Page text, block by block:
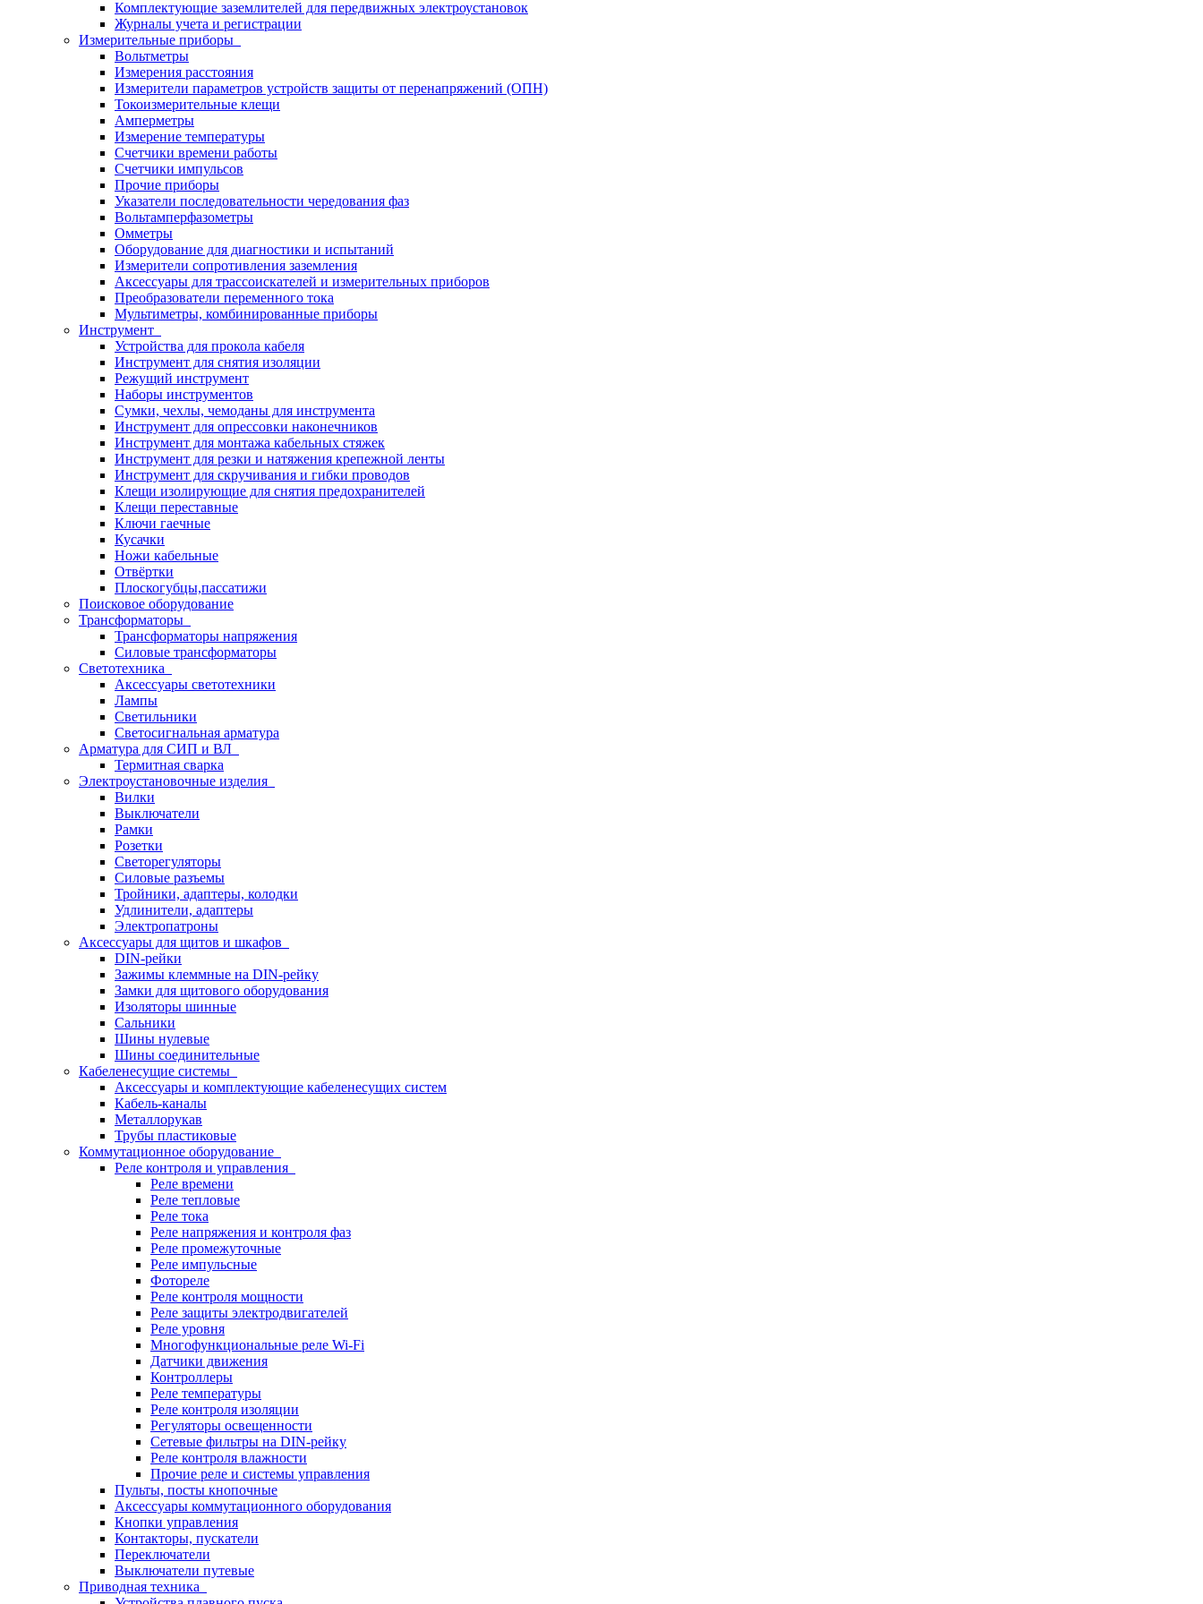
Комплектующие заземлителей для передвижных электроустановок
Журналы учета и регистрации
Измерительные приборы
Вольтметры
Измерения расстояния
Измерители параметров устройств защиты от перенапряжений (ОПН)
Токоизмерительные клещи
Амперметры
Измерение температуры
Счетчики времени работы
Счетчики импульсов
Прочие приборы
Указатели последовательности чередования фаз
Вольтамперфазометры
Омметры
Оборудование для диагностики и испытаний
Измерители сопротивления заземления
Аксессуары для трассоискателей и измерительных приборов
Преобразователи переменного тока
Мультиметры, комбинированные приборы
Инструмент
Устройства для прокола кабеля
Инструмент для снятия изоляции
Режущий инструмент
Наборы инструментов
Сумки, чехлы, чемоданы для инструмента
Инструмент для опрессовки наконечников
Инструмент для монтажа кабельных стяжек
Инструмент для резки и натяжения крепежной ленты
Инструмент для скручивания и гибки проводов
Клещи изолирующие для снятия предохранителей
Клещи переставные
Ключи гаечные
Кусачки
Ножи кабельные
Отвёртки
Плоскогубцы,пассатижи
Поисковое оборудование
Трансформаторы
Трансформаторы напряжения
Силовые трансформаторы
Светотехника
Аксессуары светотехники
Лампы
Светильники
Светосигнальная арматура
Арматура для СИП и ВЛ
Термитная сварка
Электроустановочные изделия
Вилки
Выключатели
Рамки
Розетки
Светорегуляторы
Силовые разъемы
Тройники, адаптеры, колодки
Удлинители, адаптеры
Электропатроны
Аксессуары для щитов и шкафов
DIN-рейки
Зажимы клеммные на DIN-рейку
Замки для щитового оборудования
Изоляторы шинные
Сальники
Шины нулевые
Шины соединительные
Кабеленесущие системы
Аксессуары и комплектующие кабеленесущих систем
Кабель-каналы
Металлорукав
Трубы пластиковые
Коммутационное оборудование
Реле контроля и управления
Реле времени
Реле тепловые
Реле тока
Реле напряжения и контроля фаз
Реле промежуточные
Реле импульсные
Фотореле
Реле контроля мощности
Реле защиты электродвигателей
Реле уровня
Многофункциональные реле Wi-Fi
Датчики движения
Контроллеры
Реле температуры
Реле контроля изоляции
Регуляторы освещенности
Сетевые фильтры на DIN-рейку
Реле контроля влажности
Прочие реле и системы управления
Пульты, посты кнопочные
Аксессуары коммутационного оборудования
Кнопки управления
Контакторы, пускатели
Переключатели
Выключатели путевые
Приводная техника